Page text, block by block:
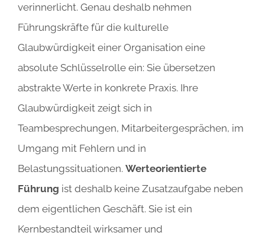
verinnerlicht. Genau deshalb nehmen
Führungskräfte für die kulturelle
Glaubwürdigkeit einer Organisation eine
absolute Schlüsselrolle ein: Sie übersetzen
abstrakte Werte in konkrete Praxis. Ihre
Glaubwürdigkeit zeigt sich in
Teambesprechungen, Mitarbeitergesprächen, im
Umgang mit Fehlern und in
Belastungssituationen. Werteorientierte
Führung ist deshalb keine Zusatzaufgabe neben
dem eigentlichen Geschäft. Sie ist ein
Kernbestandteil wirksamer und